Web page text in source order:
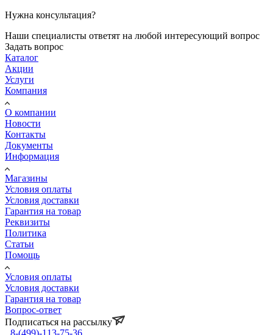
Нужна консультация?
Наши специалисты ответят на любой интересующий вопрос
Задать вопрос
Каталог
Акции
Услуги
Компания
О компании
Новости
Контакты
Документы
Информация
Магазины
Условия оплаты
Условия доставки
Гарантия на товар
Реквизиты
Политика
Статьи
Помощь
Условия оплаты
Условия доставки
Гарантия на товар
Вопрос-ответ
Подписаться на рассылку
8-(499)-113-75-36